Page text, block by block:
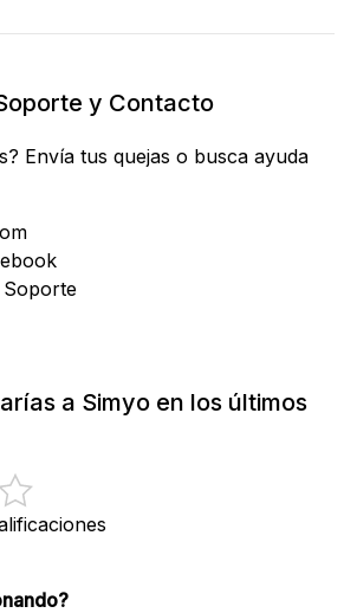
y Contacto
Envía tus quejas o busca ayuda
Soporte
a Simyo en los últimos